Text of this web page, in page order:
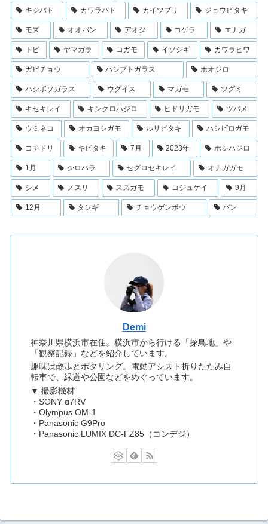
キジバト カワラバト カイツブリ ジョウビタキ
モズ オオバン アオジ コゲラ エナガ
トビ ヤマガラ コガモ イソシギ カワラヒワ
ガビチョウ ハシブトガラス ホオジロ
ハシボソガラス ウグイス マガモ ツグミ
キセキレイ キンクロハジロ ヒドリガモ ツバメ
ウミネコ オカヨシガモ ルリビタキ ハシビロガモ
コチドリ キビタキ 7月 2023年 ホシハジロ
1月 シロハラ セグロセキレイ オナガガモ
シメ ノスリ スズガモ コジュケイ 9月
12月 タシギ チョウゲンボウ バン
Demi
神奈川県横浜市在住。横浜市から行ける「探鳥地」や
「観察記録」などを紹介しています。
趣味は散歩とポタリング。電動アシスト折りたたみ自
転車で、緑道や公園などをめぐっています。
▼ 撮影機材
・SONY α7RV
・Olympus OM-1
・Panasonic G9Pro
・Panasonic LUMIX DC-FZ85（コンデジ）